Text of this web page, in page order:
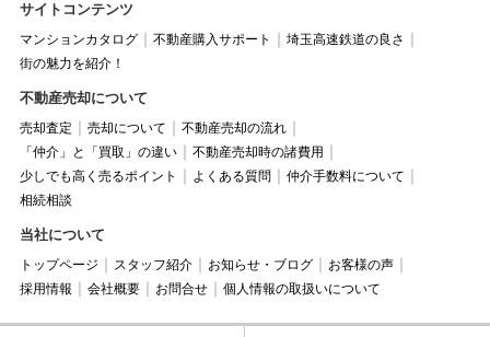
サイトコンテンツ
マンションカタログ 不動産購入サポート
埼玉高速鉄道の良さ
街の魅力を紹介！
不動産売却について
売却査定 売却について
不動産売却の流れ
「仲介」と「買取」の違い
不動産売却時の諸費用
少しでも高く売るポイント
よくある質問
仲介手数料について
相続相談
当社について
トップページ スタッフ紹介 お知らせ・ブログ
お客様の声
採用情報
会社概要 お問合せ 個人情報の取扱いについて